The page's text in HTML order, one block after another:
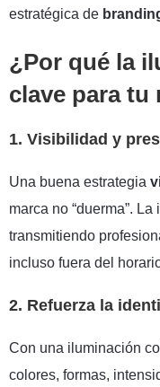
estratégica de
¿Por qué la
clave para tu
1. Visibilidad y
Una buena estrategia
marca no “duerma”.
transmitiendo
incluso fuera del
2. Refuerza la
Con una iluminación
colores, formas,